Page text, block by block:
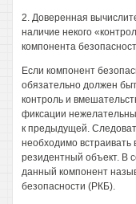
2. Доверенная
наличие некого
компонента
Если компонент
обязательно должен
контроль и
фиксации
к предыдущей.
необходимо
резидентный объект. В
данный компонент
безопасности (РКБ).